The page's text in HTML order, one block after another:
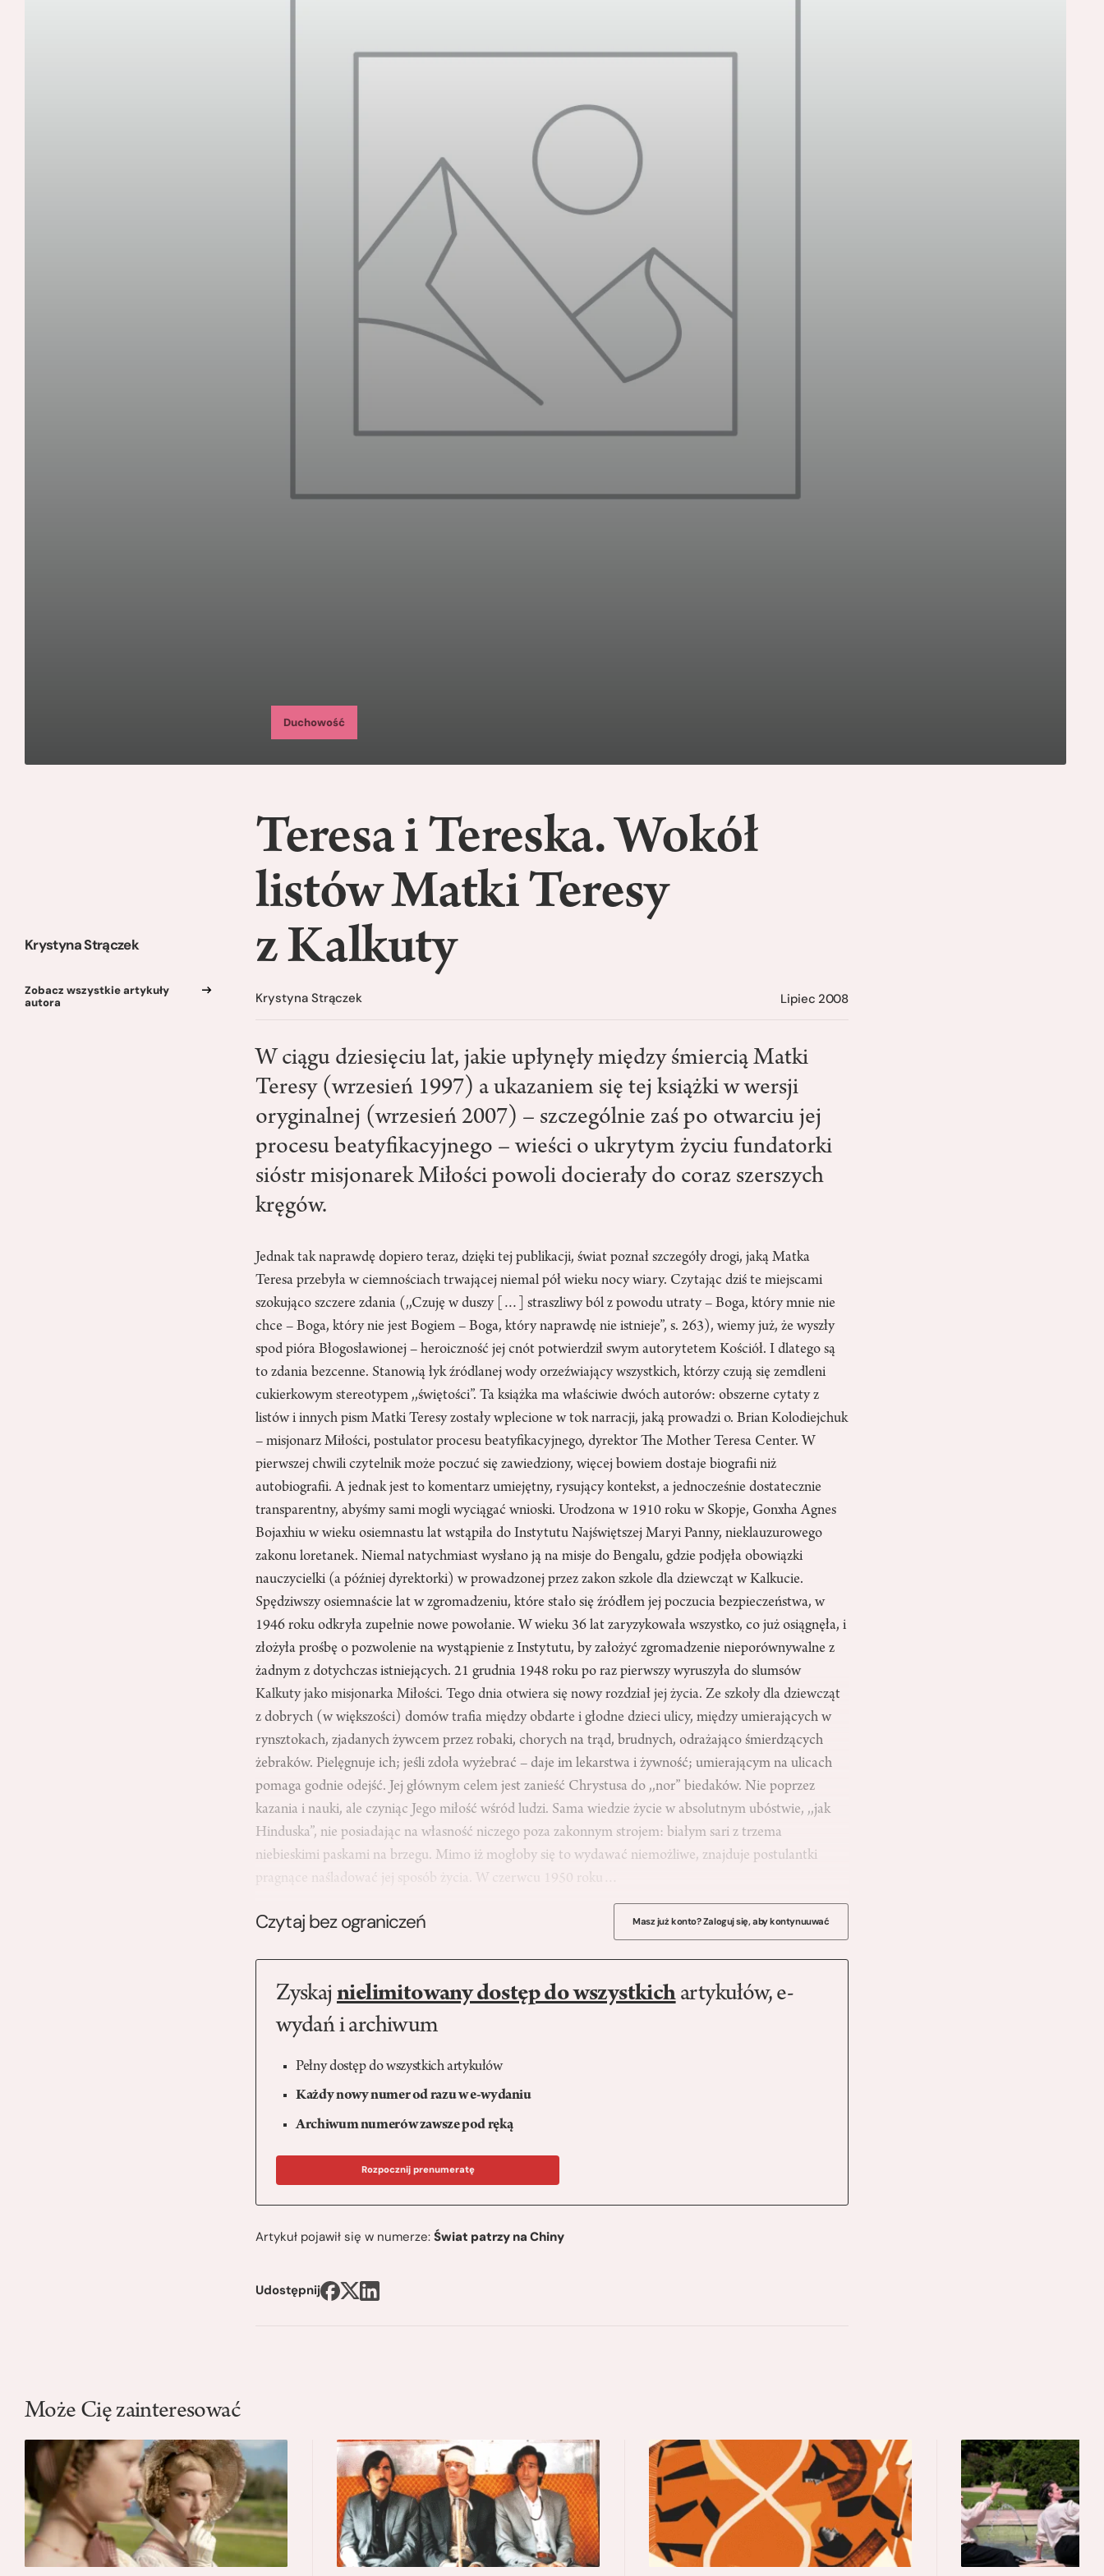
Duchowość
Krystyna Strączek
Zobacz wszystkie artykuły
autora
Teresa i Tereska. Wokół
listów Matki Teresy
z Kalkuty
Krystyna Strączek Lipiec 2008
W ciągu dziesięciu lat, jakie upłynęły między śmiercią Matki
Teresy (wrzesień 1997) a ukazaniem się tej książki w wersji
oryginalnej (wrzesień 2007) – szczególnie zaś po otwarciu jej
procesu beatyfikacyjnego – wieści o ukrytym życiu fundatorki
sióstr misjonarek Miłości powoli docierały do coraz szerszych
kręgów.
Jednak tak naprawdę dopiero teraz, dzięki tej publikacji, świat poznał szczegóły drogi, jaką Matka
Teresa przebyła w ciemnościach trwającej niemal pół wieku nocy wiary. Czytając dziś te miejscami
szokująco szczere zdania (,,Czuję w duszy […] straszliwy ból z powodu utraty – Boga, który mnie nie
chce – Boga, który nie jest Bogiem – Boga, który naprawdę nie istnieje”, s. 263), wiemy już, że wyszły
spod pióra Błogosławionej – heroiczność jej cnót potwierdził swym autorytetem Kościół. I dlatego są
to zdania bezcenne. Stanowią łyk źródlanej wody orzeźwiający wszystkich, którzy czują się zemdleni
cukierkowym stereotypem ,,świętości”. Ta książka ma właściwie dwóch autorów: obszerne cytaty z
listów i innych pism Matki Teresy zostały wplecione w tok narracji, jaką prowadzi o. Brian Kolodiejchuk
– misjonarz Miłości, postulator procesu beatyfikacyjnego, dyrektor The Mother Teresa Center. W
pierwszej chwili czytelnik może poczuć się zawiedziony, więcej bowiem dostaje biografii niż
autobiografii. A jednak jest to komentarz umiejętny, rysujący kontekst, a jednocześnie dostatecznie
transparentny, abyśmy sami mogli wyciągać wnioski. Urodzona w 1910 roku w Skopje, Gonxha Agnes
Bojaxhiu w wieku osiemnastu lat wstąpiła do Instytutu Najświętszej Maryi Panny, nieklauzurowego
zakonu loretanek. Niemal natychmiast wysłano ją na misje do Bengalu, gdzie podjęła obowiązki
nauczycielki (a później dyrektorki) w prowadzonej przez zakon szkole dla dziewcząt w Kalkucie.
Spędziwszy osiemnaście lat w zgromadzeniu, które stało się źródłem jej poczucia bezpieczeństwa, w
1946 roku odkryła zupełnie nowe powołanie. W wieku 36 lat zaryzykowała wszystko, co już osiągnęła, i
złożyła prośbę o pozwolenie na wystąpienie z Instytutu, by założyć zgromadzenie nieporównywalne z
żadnym z dotychczas istniejących. 21 grudnia 1948 roku po raz pierwszy wyruszyła do slumsów
Kalkuty jako misjonarka Miłości. Tego dnia otwiera się nowy rozdział jej życia. Ze szkoły dla dziewcząt
z dobrych (w większości) domów trafia między obdarte i głodne dzieci ulicy, między umierających w
rynsztokach, zjadanych żywcem przez robaki, chorych na trąd, brudnych, odrażająco śmierdzących
żebraków. Pielęgnuje ich; jeśli zdoła wyżebrać – daje im lekarstwa i żywność; umierającym na ulicach
pomaga godnie odejść. Jej głównym celem jest zanieść Chrystusa do ,,nor” biedaków. Nie poprzez
kazania i nauki, ale czyniąc Jego miłość wśród ludzi. Sama wiedzie życie w absolutnym ubóstwie, ,,jak
Hinduska”, nie posiadając na własność niczego poza zakonnym strojem: białym sari z trzema
niebieskimi paskami na brzegu. Mimo iż mogłoby się to wydawać niemożliwe, znajduje postulantki
pragnące naśladować jej sposób życia. W czerwcu 1950 roku…
Czytaj bez ograniczeń Masz już konto? Zaloguj się, aby kontynuuwać
Zyskaj nielimitowany dostęp do wszystkichartykułów, e-
wydań i archiwum
Pełny dostęp do wszystkich artykułów
Każdy nowy numer od razu w e-wydaniu
Archiwum numerów zawsze pod ręką
Rozpocznij prenumeratę
Artykuł pojawił się w numerze:Świat patrzy na Chiny
Udostępnij
Może Cię zainteresować